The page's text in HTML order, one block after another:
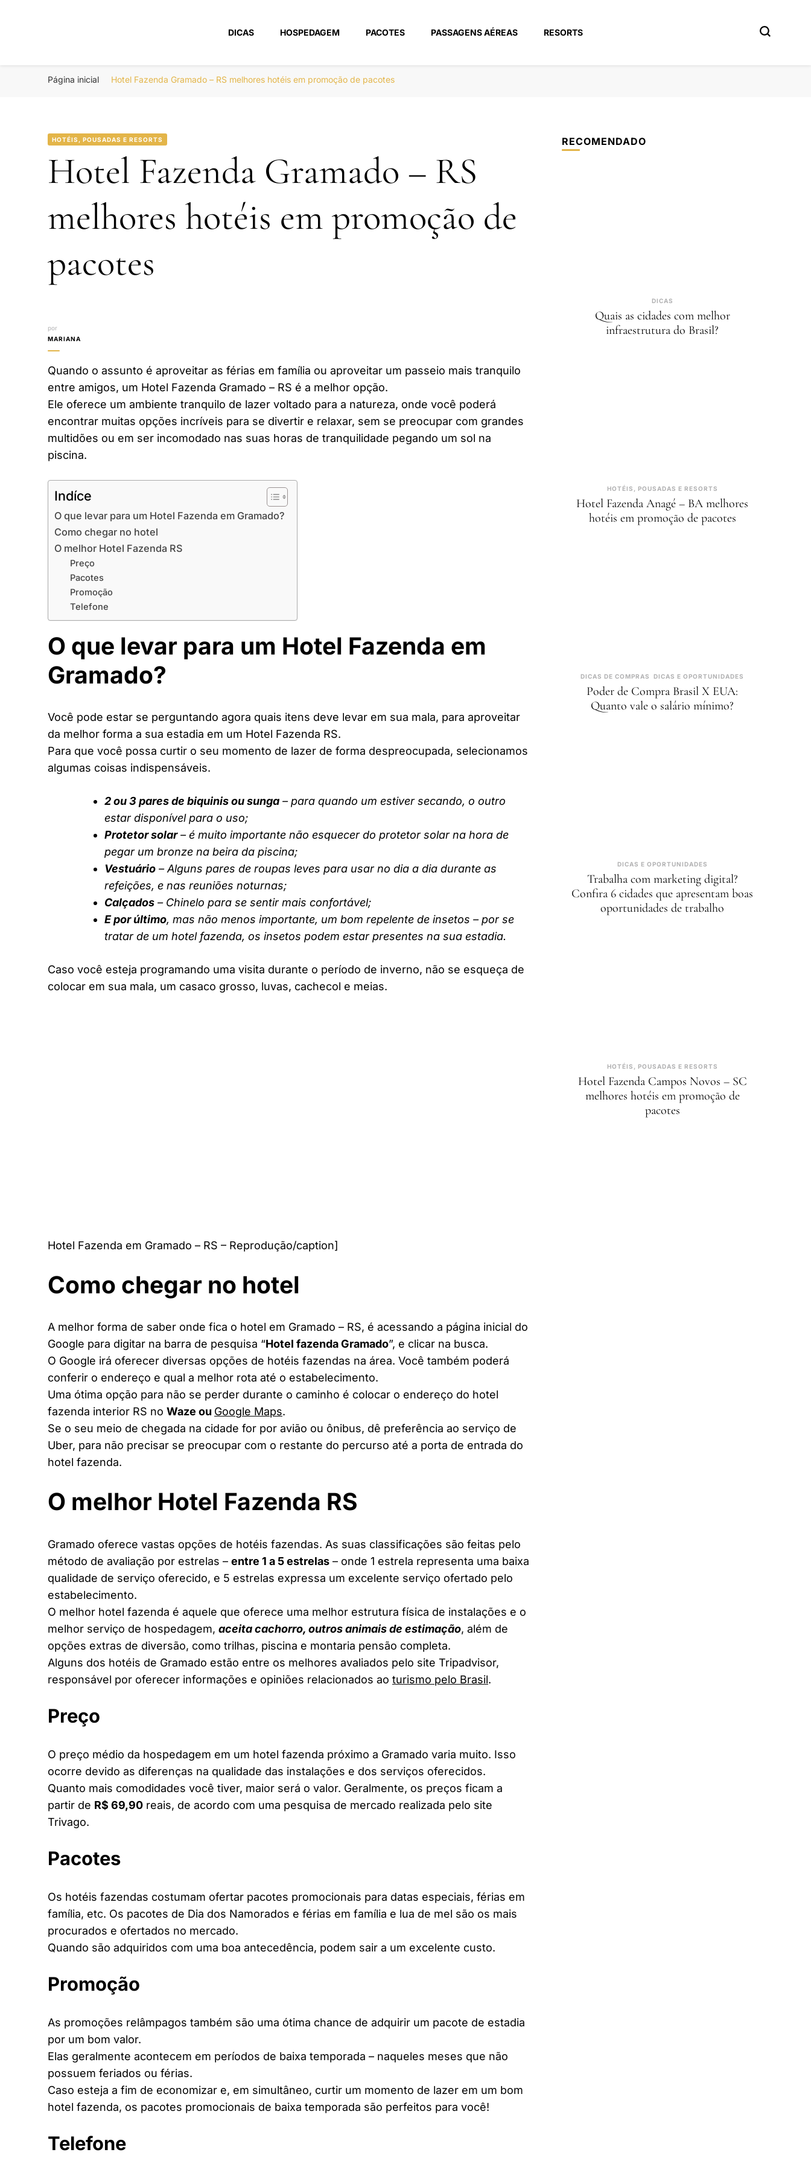
Portal Boa Viagem
DICAS HOSPEDAGEM PACOTES PASSAGENS AÉREAS RESORTS
Página inicial Hotel Fazenda Gramado – RS melhores hotéis em promoção de pacotes
HOTÉIS, POUSADAS E RESORTS
Hotel Fazenda Gramado – RS
melhores hotéis em promoção de
pacotes
por
MARIANA
Quando o assunto é aproveitar as férias em família ou aproveitar um passeio mais tranquilo
entre amigos, um Hotel Fazenda Gramado – RS é a melhor opção.
Ele oferece um ambiente tranquilo de lazer voltado para a natureza, onde você poderá
encontrar muitas opções incríveis para se divertir e relaxar, sem se preocupar com grandes
multidões ou em ser incomodado nas suas horas de tranquilidade pegando um sol na
piscina.
Indíce
O que levar para um Hotel Fazenda em Gramado?
Como chegar no hotel
O melhor Hotel Fazenda RS
Preço
Pacotes
Promoção
Telefone
O que levar para um Hotel Fazenda em
Gramado?
Você pode estar se perguntando agora quais itens deve levar em sua mala, para aproveitar
da melhor forma a sua estadia em um Hotel Fazenda RS.
Para que você possa curtir o seu momento de lazer de forma despreocupada, selecionamos
algumas coisas indispensáveis.
2 ou 3 pares de biquinis ou sunga – para quando um estiver secando, o outro
estar disponível para o uso;
Protetor solar– é muito importante não esquecer do protetor solar na hora de
pegar um bronze na beira da piscina;
Vestuário – Alguns pares de roupas leves para usar no dia a dia durante as
refeições, e nas reuniões noturnas;
Calçados – Chinelo para se sentir mais confortável;
E por último, mas não menos importante, um bom repelente de insetos – por se
tratar de um hotel fazenda, os insetos podem estar presentes na sua estadia.
Caso você esteja programando uma visita durante o período de inverno, não se esqueça de
colocar em sua mala, um casaco grosso, luvas, cachecol e meias.
Hotel Fazenda em Gramado – RS – Reprodução/caption]
Como chegar no hotel
A melhor forma de saber onde fica o hotel em Gramado – RS, é acessando a página inicial do
Google para digitar na barra de pesquisa “Hotel fazenda Gramado”, e clicar na busca.
O Google irá oferecer diversas opções de hotéis fazendas na área. Você também poderá
conferir o endereço e qual a melhor rota até o estabelecimento.
Uma ótima opção para não se perder durante o caminho é colocar o endereço do hotel
fazenda interior RS no Waze ou Google Maps.
Se o seu meio de chegada na cidade for por avião ou ônibus, dê preferência ao serviço de
Uber, para não precisar se preocupar com o restante do percurso até a porta de entrada do
hotel fazenda.
O melhor Hotel Fazenda RS
Gramado oferece vastas opções de hotéis fazendas. As suas classificações são feitas pelo
método de avaliação por estrelas – entre 1 a 5 estrelas – onde 1 estrela representa uma baixa
qualidade de serviço oferecido, e 5 estrelas expressa um excelente serviço ofertado pelo
estabelecimento.
O melhor hotel fazenda é aquele que oferece uma melhor estrutura física de instalações e o
melhor serviço de hospedagem, aceita cachorro, outros animais de estimação, além de
opções extras de diversão, como trilhas, piscina e montaria pensão completa.
Alguns dos hotéis de Gramado estão entre os melhores avaliados pelo site Tripadvisor,
responsável por oferecer informações e opiniões relacionados ao turismo pelo Brasil.
Preço
O preço médio da hospedagem em um hotel fazenda próximo a Gramado varia muito. Isso
ocorre devido as diferenças na qualidade das instalações e dos serviços oferecidos.
Quanto mais comodidades você tiver, maior será o valor. Geralmente, os preços ficam a
partir de R$ 69,90 reais, de acordo com uma pesquisa de mercado realizada pelo site
Trivago.
Pacotes
Os hotéis fazendas costumam ofertar pacotes promocionais para datas especiais, férias em
família, etc. Os pacotes de Dia dos Namorados e férias em família e lua de mel são os mais
procurados e ofertados no mercado.
Quando são adquiridos com uma boa antecedência, podem sair a um excelente custo.
Promoção
As promoções relâmpagos também são uma ótima chance de adquirir um pacote de estadia
por um bom valor.
Elas geralmente acontecem em períodos de baixa temporada – naqueles meses que não
possuem feriados ou férias.
Caso esteja a fim de economizar e, em simultâneo, curtir um momento de lazer em um bom
hotel fazenda, os pacotes promocionais de baixa temporada são perfeitos para você!
Telefone
RECOMENDADO
DICAS
Quais as cidades com melhor
infraestrutura do Brasil?
HOTÉIS, POUSADAS E RESORTS
Hotel Fazenda Anagé – BA melhores
hotéis em promoção de pacotes
DICAS DE COMPRAS DICAS E OPORTUNIDADES
Poder de Compra Brasil X EUA:
Quanto vale o salário mínimo?
DICAS E OPORTUNIDADES
Trabalha com marketing digital?
Confira 6 cidades que apresentam boas
oportunidades de trabalho
HOTÉIS, POUSADAS E RESORTS
Hotel Fazenda Campos Novos – SC
melhores hotéis em promoção de
pacotes